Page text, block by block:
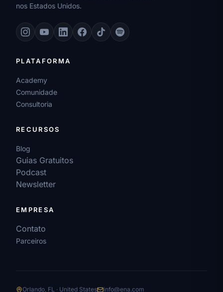
nos Estados Unidos.
PLATAFORMA
Academy
Comunidade
Consultoria
RECURSOS
Blog
Guias Gratuitos
Podcast
Newsletter
EMPRESA
Contato
Parceiros
Orlando, FL · United States info@ena.com